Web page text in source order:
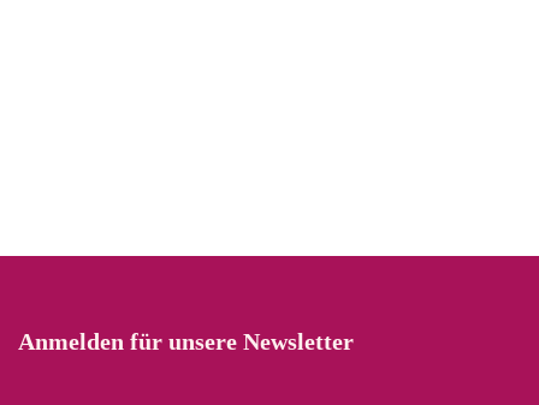
Anmelden für unsere Newsletter